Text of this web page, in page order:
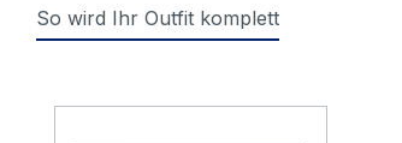
So wird Ihr Outfit komplett